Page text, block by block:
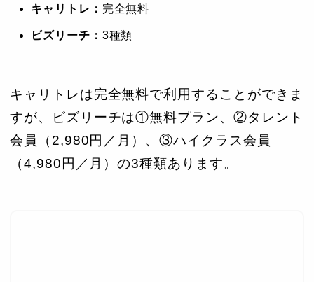
キャリトレ： 完全無料
ビズリーチ： 3種類
キャリトレは完全無料で利用することができま
すが、ビズリーチは①無料プラン、②タレント
会員（2,980円／月）、③ハイクラス会員
（4,980円／月）の3種類あります。